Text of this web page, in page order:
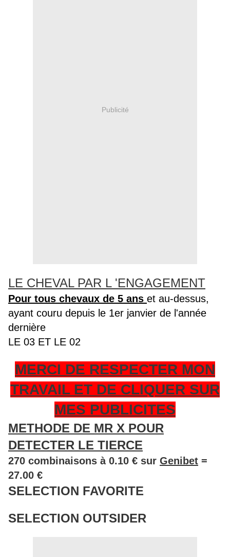
Publicité
LE CHEVAL PAR L 'ENGAGEMENT
Pour tous chevaux de 5 ans et au-dessus,
ayant couru depuis le 1er janvier de l'année
dernière
LE 03 ET LE 02
MERCI DE RESPECTER MON
TRAVAIL ET DE CLIQUER SUR
MES PUBLICITES
METHODE DE MR X POUR
DETECTER LE TIERCE
270 combinaisons à 0.10 € sur Genibet =
27.00 €
SELECTION FAVORITE
SELECTION OUTSIDER